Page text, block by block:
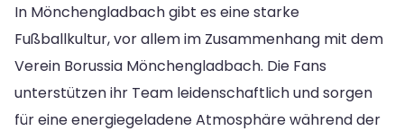
In Mönchengladbach gibt es eine starke
Fußballkultur, vor allem im Zusammenhang mit dem
Verein Borussia Mönchengladbach. Die Fans
unterstützen ihr Team leidenschaftlich und sorgen
für eine energiegeladene Atmosphäre während der